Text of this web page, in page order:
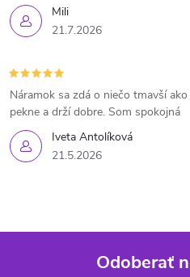
Mili
21.7.2026
Iveta Antolíková
21.5.2026
Náramok sa zdá o niečo tmavší
pekne a drží dobre. Som spokojná
Odoberať